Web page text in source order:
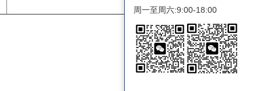
周一至周六:9:00-18:00